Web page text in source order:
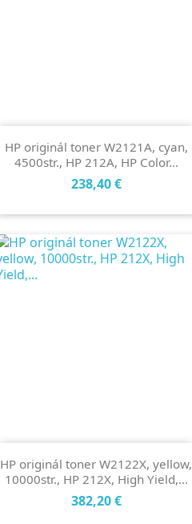
HP originál toner W2121A, cyan,
4500str., HP 212A, HP Color...
Cena
238,40 €
HP originál toner W2122X, yellow,
10000str., HP 212X, High Yield,...
Cena
382,20 €